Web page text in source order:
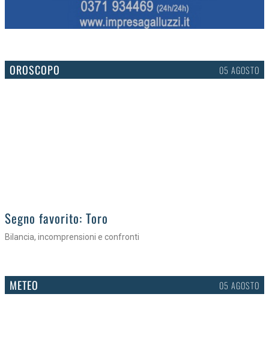
OROSCOPO 05 AGOSTO
>
Segno favorito: Toro
Bilancia, incomprensioni e confronti
METEO 05 AGOSTO